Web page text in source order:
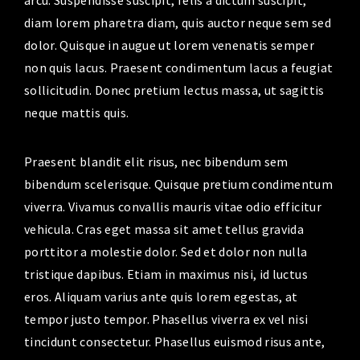
diam lorem pharetra diam, quis auctor neque sem sed
dolor. Quisque in augue ut lorem venenatis semper
non quis lacus. Praesent condimentum lacus a feugiat
sollicitudin. Donec pretium lectus massa, ut sagittis
neque mattis quis.
Praesent blandit elit risus, nec bibendum sem
bibendum scelerisque. Quisque pretium condimentum
viverra. Vivamus convallis mauris vitae odio efficitur
vehicula. Cras eget massa sit amet tellus gravida
porttitor a molestie dolor. Sed et dolor non nulla
tristique dapibus. Etiam in maximus nisi, id luctus
eros. Aliquam varius ante quis lorem egestas, at
tempor justo tempor. Phasellus viverra ex vel nisi
tincidunt consectetur. Phasellus euismod risus ante,